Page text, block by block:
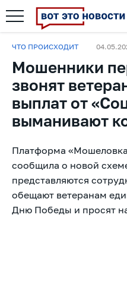
ЧТО ПРОИСХОДИТ
Мошенники
звонят
выплат от
выманивают
Платформа
сообщила о новой
представляются
обещают ветеранам
Дню Победы и просят